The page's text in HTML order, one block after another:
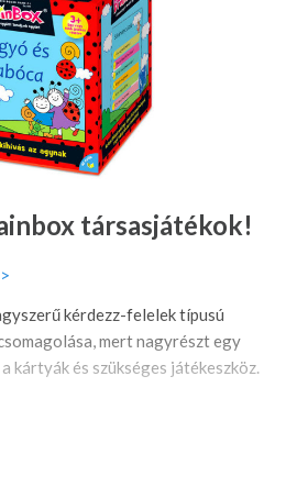
társasjátékok!
kérdezz-felelek típusú
mert nagyrészt egy
kártyák és szükséges játékeszköz.